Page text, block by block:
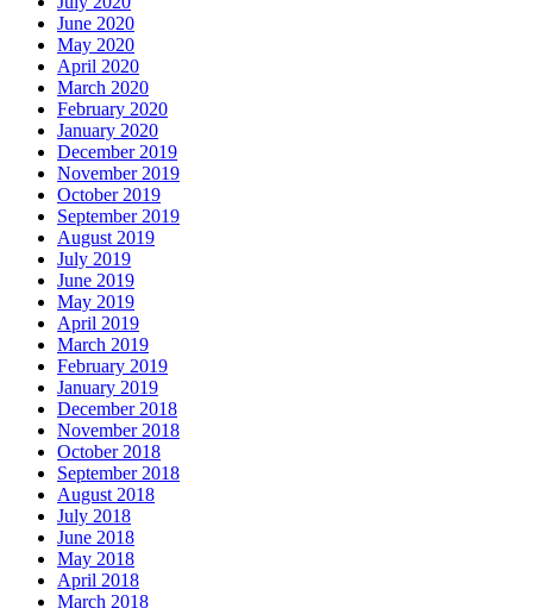
June 2020
May 2020
April 2020
March 2020
February 2020
January 2020
December 2019
November 2019
October 2019
September 2019
August 2019
July 2019
June 2019
May 2019
April 2019
March 2019
February 2019
January 2019
December 2018
November 2018
October 2018
September 2018
August 2018
July 2018
June 2018
May 2018
April 2018
March 2018